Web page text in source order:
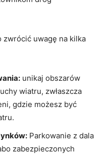
uwagę na kilka
⁣unikaj obszarów
wiatru, zwłaszcza
gdzie możesz być​
Parkowanie z dala
zabezpieczonych